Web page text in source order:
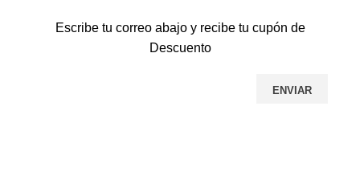
Escribe tu correo abajo y recibe tu cupón de
Descuento